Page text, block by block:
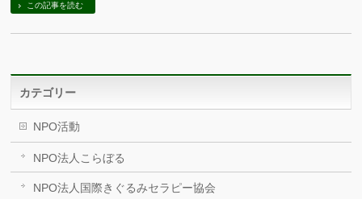
この記事を読む
カテゴリー
NPO活動
NPO法人こらぼる
NPO法人国際きぐるみセラピー協会